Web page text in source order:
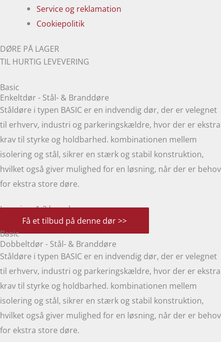
Service og reklamation
Cookiepolitik
DØRE PÅ LAGER
TIL HURTIG LEVEVERING
Basic
Enkeltdør - Stål- & Branddøre
Ståldøre i typen BASIC er en indvendig dør, der er velegnet
til erhverv, industri og parkeringskældre, hvor der er ekstra
krav til styrke og holdbarhed. kombinationen mellem
isolering og stål, sikrer en stærk og stabil konstruktion,
hvilket også giver mulighed for en løsning, når der er behov
for ekstra store døre.
Levering: 1-2 hverdage
Få et tilbud på denne dør >>
Basic
Dobbeltdør - Stål- & Branddøre
Ståldøre i typen BASIC er en indvendig dør, der er velegnet
til erhverv, industri og parkeringskældre, hvor der er ekstra
krav til styrke og holdbarhed. kombinationen mellem
isolering og stål, sikrer en stærk og stabil konstruktion,
hvilket også giver mulighed for en løsning, når der er behov
for ekstra store døre.